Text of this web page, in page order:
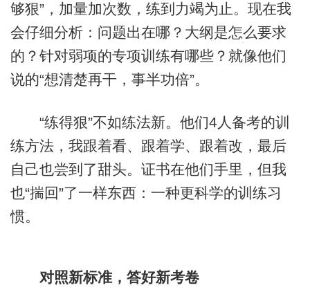
够狠”，加量加次数，练到力竭为止。现在我
会仔细分析：问题出在哪？大纲是怎么要求
的？针对弱项的专项训练有哪些？就像他们
说的“想清楚再干，事半功倍”。
“练得狠”不如练法新。他们4人备考的训
练方法，我跟着看、跟着学、跟着改，最后
自己也尝到了甜头。证书在他们手里，但我
也“揣回”了一样东西：一种更科学的训练习
惯。
对照新标准，答好新考卷